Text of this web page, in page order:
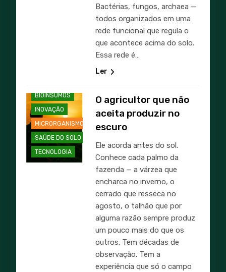
Bactérias, fungos, archaea —
todos organizados em uma
rede funcional que regula o
que acontece acima do solo.
Essa rede é…
Ler
BIOINSUMOS
INOVAÇÃO
MICRORGANISMOS
SAÚDE DO SOLO
TECNOLOGIA
O agricultor que não
aceita produzir no
escuro
Ele acorda antes do sol.
Conhece cada palmo da
fazenda — a várzea que
encharca no inverno, o
cerrado que resseca no
agosto, o talhão que por
alguma razão sempre produz
um pouco mais do que os
outros. Tem décadas de
observação. Tem a
experiência que só o campo